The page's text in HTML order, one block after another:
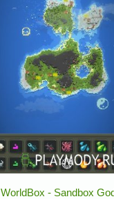
WorldBox - Sandbox